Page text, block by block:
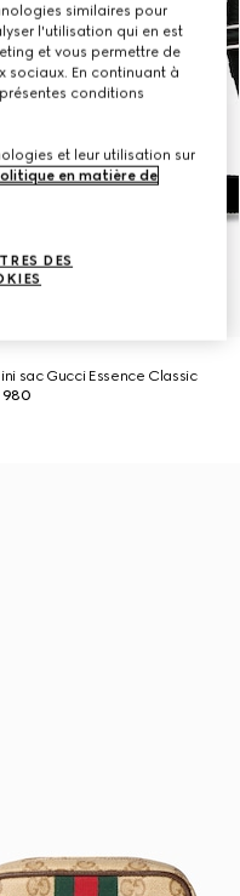
sac Gucci Essence Classic
980
similaires pour
l'utilisation qui en est
et vous permettre de
sociaux. En continuant à
conditions
et leur utilisation sur
en matière de
DES